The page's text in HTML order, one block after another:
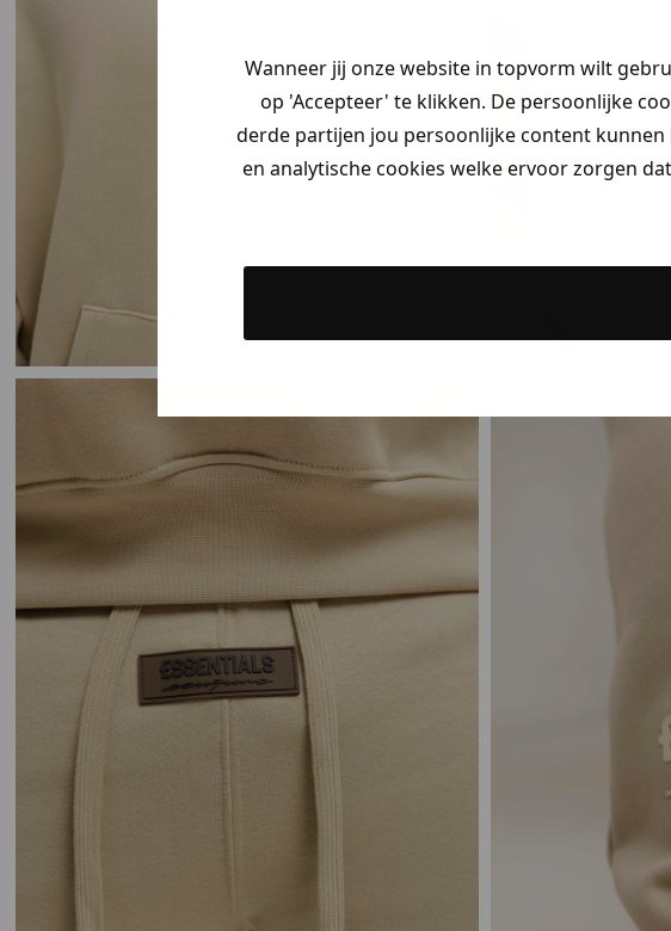
Wanneer jij onze website in topvorm wilt
op 'Accepteer' te klikken. De persoonlijke
derde partijen jou persoonlijke content kunnen
en analytische cookies welke ervoor zorgen